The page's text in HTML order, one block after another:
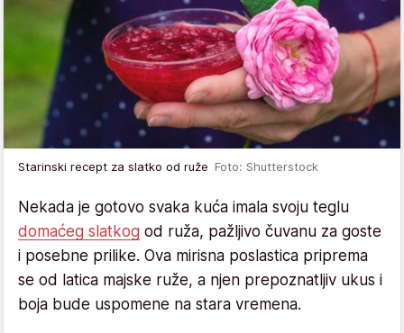
Starinski recept za slatko od ruže Foto: Shutterstock
Nekada je gotovo svaka kuća imala svoju teglu
domaćeg slatkog od ruža, pažljivo čuvanu za goste
i posebne prilike. Ova mirisna poslastica priprema
se od latica majske ruže, a njen prepoznatljiv ukus i
boja bude uspomene na stara vremena.